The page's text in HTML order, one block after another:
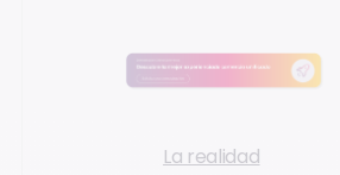
La realidad